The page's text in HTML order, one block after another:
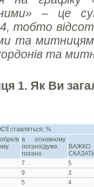
– це
тобто
та
та
1. Як Ви
ставляться, %
в в основному
погано/дуже
погано
ВАЖКО
7 5
9 3
5 4